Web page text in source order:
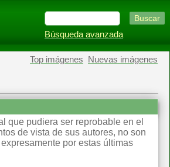
Búsqueda avanzada
Top imágenes Nuevas imágenes
que pudiera ser reprobable en el
de vista de sus autores, no son
por estas últimas